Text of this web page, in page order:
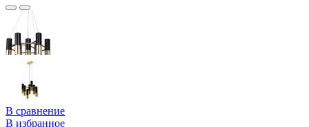
В сравнение
В избранное